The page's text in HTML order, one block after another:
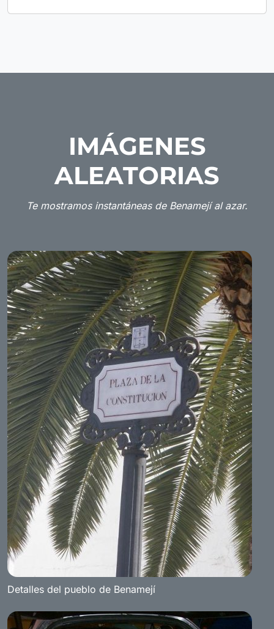
IMÁGENES
ALEATORIAS
Te mostramos instantáneas de Benamejí al azar.
Detalles del pueblo de Benamejí